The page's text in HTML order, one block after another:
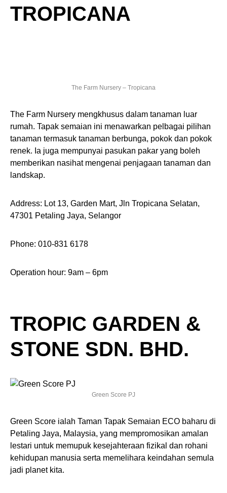
TROPICANA
The Farm Nursery – Tropicana
The Farm Nursery mengkhusus dalam tanaman luar
rumah. Tapak semaian ini menawarkan pelbagai pilihan
tanaman termasuk tanaman berbunga, pokok dan pokok
renek. Ia juga mempunyai pasukan pakar yang boleh
memberikan nasihat mengenai penjagaan tanaman dan
landskap.
Address: Lot 13, Garden Mart, Jln Tropicana Selatan,
47301 Petaling Jaya, Selangor
Phone: 010-831 6178
Operation hour: 9am – 6pm
TROPIC GARDEN &
STONE SDN. BHD.
Green Score PJ
Green Score ialah Taman Tapak Semaian ECO baharu di
Petaling Jaya, Malaysia, yang mempromosikan amalan
lestari untuk memupuk kesejahteraan fizikal dan rohani
kehidupan manusia serta memelihara keindahan semula
jadi planet kita.